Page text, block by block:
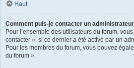
Haut
Comment puis-je contacter un
Pour l’ensemble des utilisateurs du forum,
contacter », si ce dernier a été activé par un
Pour les membres du forum, vous pouvez
du forum ».